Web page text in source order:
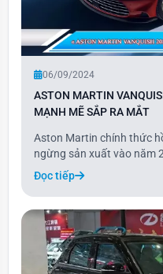
06/09/2024
ASTON MARTIN
MẠNH MẼ SẮP RA MẮT
Aston Martin chính thức
ngừng sản xuất vào năm
xe mạnh mẽ nhất trong
Vanquish 2025 hứa hẹn
giữa thoải mái, hiệu suất
Đọc tiếp